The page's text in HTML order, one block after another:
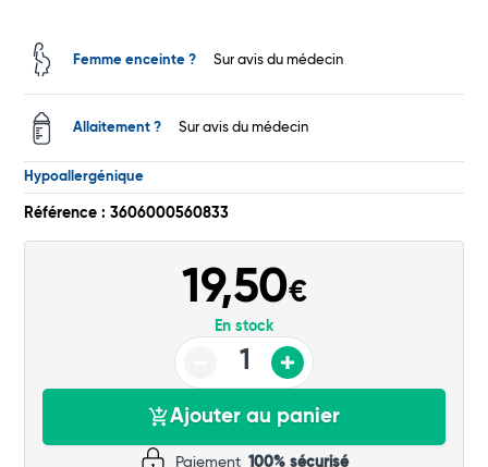
Commander
Femme enceinte ? Sur avis du médecin
Allaitement ? Sur avis du médecin
Hypoallergénique
Référence : 3606000560833
19,50€
En stock
Ajouter au panier
Paiement 100% sécurisé